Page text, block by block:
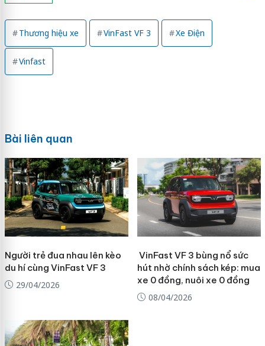
Thương hiệu xe VinFast VF 3 Xe Điện
Vinfast
Bài liên quan
Người trẻ đua nhau lên kèo
du hí cùng VinFast VF 3
29/04/2026
VinFast VF 3 bùng nổ sức
hút nhờ chính sách kép: mua
xe 0 đồng, nuôi xe 0 đồng
08/04/2026